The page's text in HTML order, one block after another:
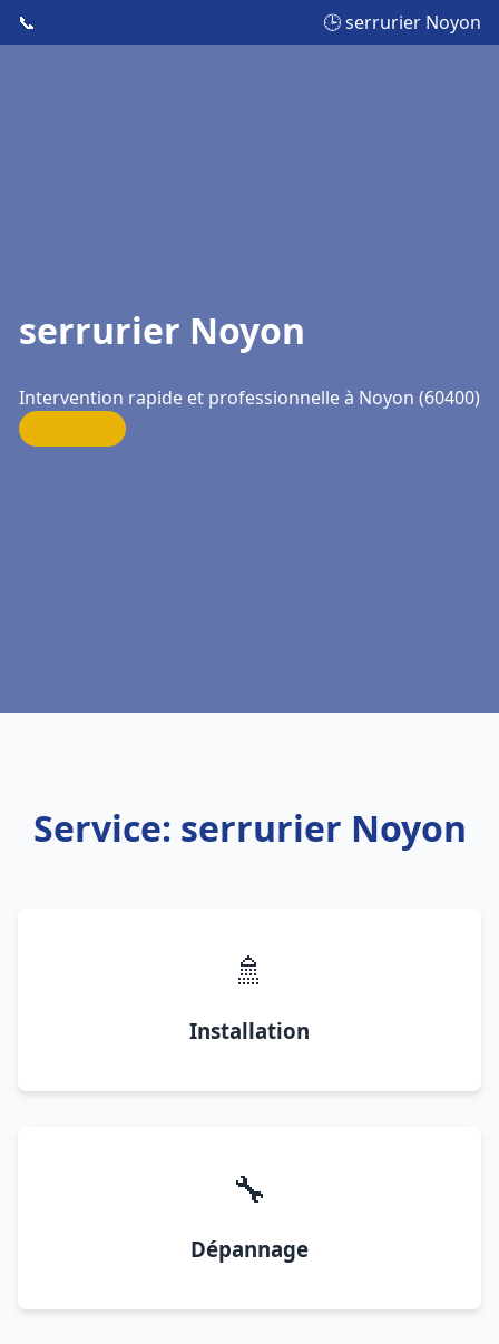
📞 🕒 serrurier Noyon
serrurier Noyon
Intervention rapide et professionnelle à Noyon (60400)
Service: serrurier Noyon
🚿
Installation
🔧
Dépannage